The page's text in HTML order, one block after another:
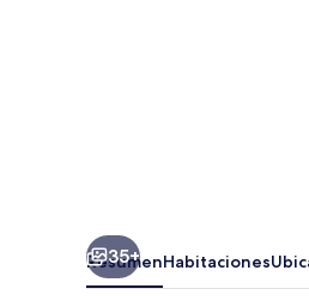
35+
ResumenHabitaciones